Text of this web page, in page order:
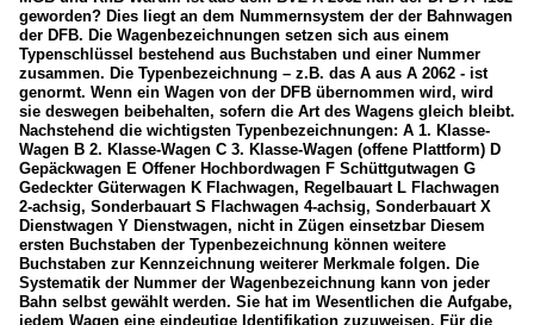
geworden? Dies liegt an dem Nummernsystem der der Bahnwagen
der DFB. Die Wagenbezeichnungen setzen sich aus einem
Typenschlüssel bestehend aus Buchstaben und einer Nummer
zusammen. Die Typenbezeichnung – z.B. das A aus A 2062 - ist
genormt. Wenn ein Wagen von der DFB übernommen wird, wird
sie deswegen beibehalten, sofern die Art des Wagens gleich bleibt.
Nachstehend die wichtigsten Typenbezeichnungen: A 1. Klasse-
Wagen B 2. Klasse-Wagen C 3. Klasse-Wagen (offene Plattform) D
Gepäckwagen E Offener Hochbordwagen F Schüttgutwagen G
Gedeckter Güterwagen K Flachwagen, Regelbauart L Flachwagen
2-achsig, Sonderbauart S Flachwagen 4-achsig, Sonderbauart X
Dienstwagen Y Dienstwagen, nicht in Zügen einsetzbar Diesem
ersten Buchstaben der Typenbezeichnung können weitere
Buchstaben zur Kennzeichnung weiterer Merkmale folgen. Die
Systematik der Nummer der Wagenbezeichnung kann von jeder
Bahn selbst gewählt werden. Sie hat im Wesentlichen die Aufgabe,
jedem Wagen eine eindeutige Identifikation zuzuweisen. Für die